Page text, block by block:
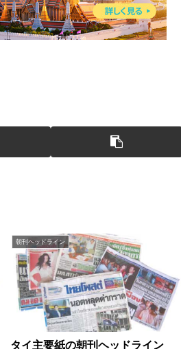
朝刊ヘッドライン
タイ主要紙の朝刊ヘッドライン